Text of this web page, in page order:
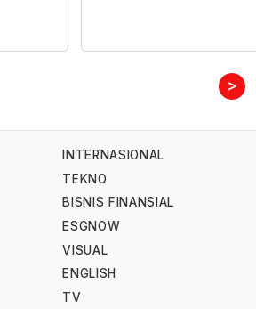
>
INTERNASIONAL
TEKNO
BISNIS FINANSIAL
ESGNOW
VISUAL
ENGLISH
TV